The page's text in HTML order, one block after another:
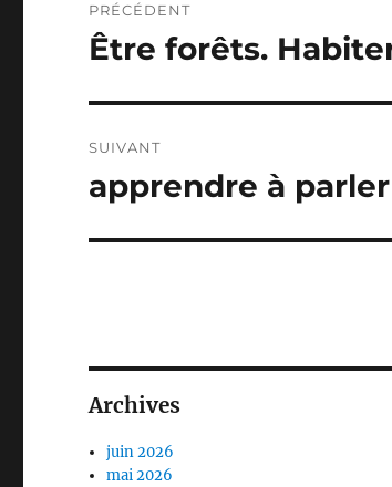
de
PRÉCÉDENT
Publication
Être forêts.
SUIVANT
Publication
apprendre à
Archives
juin 2026
mai 2026